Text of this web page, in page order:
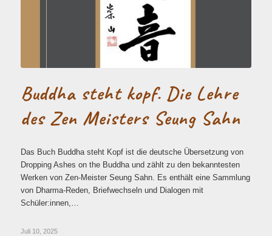
Buddha steht kopf. Die Lehre
des Zen Meisters Seung Sahn
Das Buch Buddha steht Kopf ist die deutsche Übersetzung von
Dropping Ashes on the Buddha und zählt zu den bekanntesten
Werken von Zen-Meister Seung Sahn. Es enthält eine Sammlung
von Dharma-Reden, Briefwechseln und Dialogen mit
Schüler:innen,…
Juli 10, 2025